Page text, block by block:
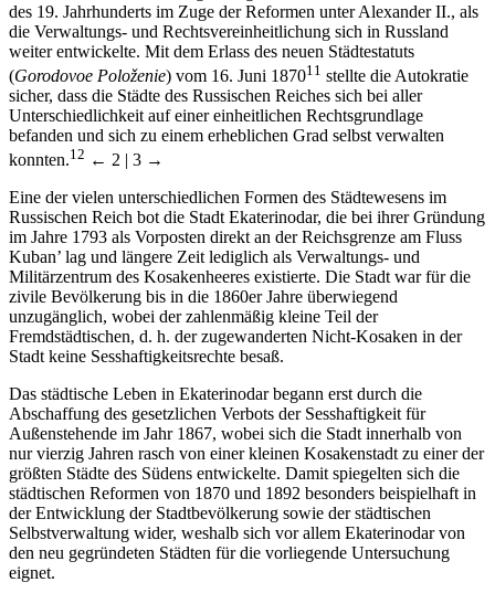
Entscheidende Veränderungen zeigten sich erst seit den 60er Jahren
des 19. Jahrhunderts im Zuge der Reformen unter Alexander II., als
die Verwaltungs- und Rechtsvereinheitlichung sich in Russland
weiter entwickelte. Mit dem Erlass des neuen Städtestatuts
(Gorodovoe Položenie) vom 16. Juni 187011stellte die Autokratie
sicher, dass die Städte des Russischen Reiches sich bei aller
Unterschiedlichkeit auf einer einheitlichen Rechtsgrundlage
befanden und sich zu einem erheblichen Grad selbst verwalten
Eine der vielen unterschiedlichen Formen des Städtewesens im
Russischen Reich bot die Stadt Ekaterinodar, die bei ihrer Gründung
im Jahre 1793 als Vorposten direkt an der Reichsgrenze am Fluss
Kuban’ lag und längere Zeit lediglich als Verwaltungs- und
Militärzentrum des Kosakenheeres existierte. Die Stadt war für die
zivile Bevölkerung bis in die 1860er Jahre überwiegend
unzugänglich, wobei der zahlenmäßig kleine Teil der
Fremdstädtischen, d. h. der zugewanderten Nicht-Kosaken in der
Das städtische Leben in Ekaterinodar begann erst durch die
Abschaffung des gesetzlichen Verbots der Sesshaftigkeit für
Außenstehende im Jahr 1867, wobei sich die Stadt innerhalb von
nur vierzig Jahren rasch von einer kleinen Kosakenstadt zu einer der
größten Städte des Südens entwickelte. Damit spiegelten sich die
städtischen Reformen von 1870 und 1892 besonders beispielhaft in
der Entwicklung der Stadtbevölkerung sowie der städtischen
Selbstverwaltung wider, weshalb sich vor allem Ekaterinodar von
den neu gegründeten Städten für die vorliegende Untersuchung